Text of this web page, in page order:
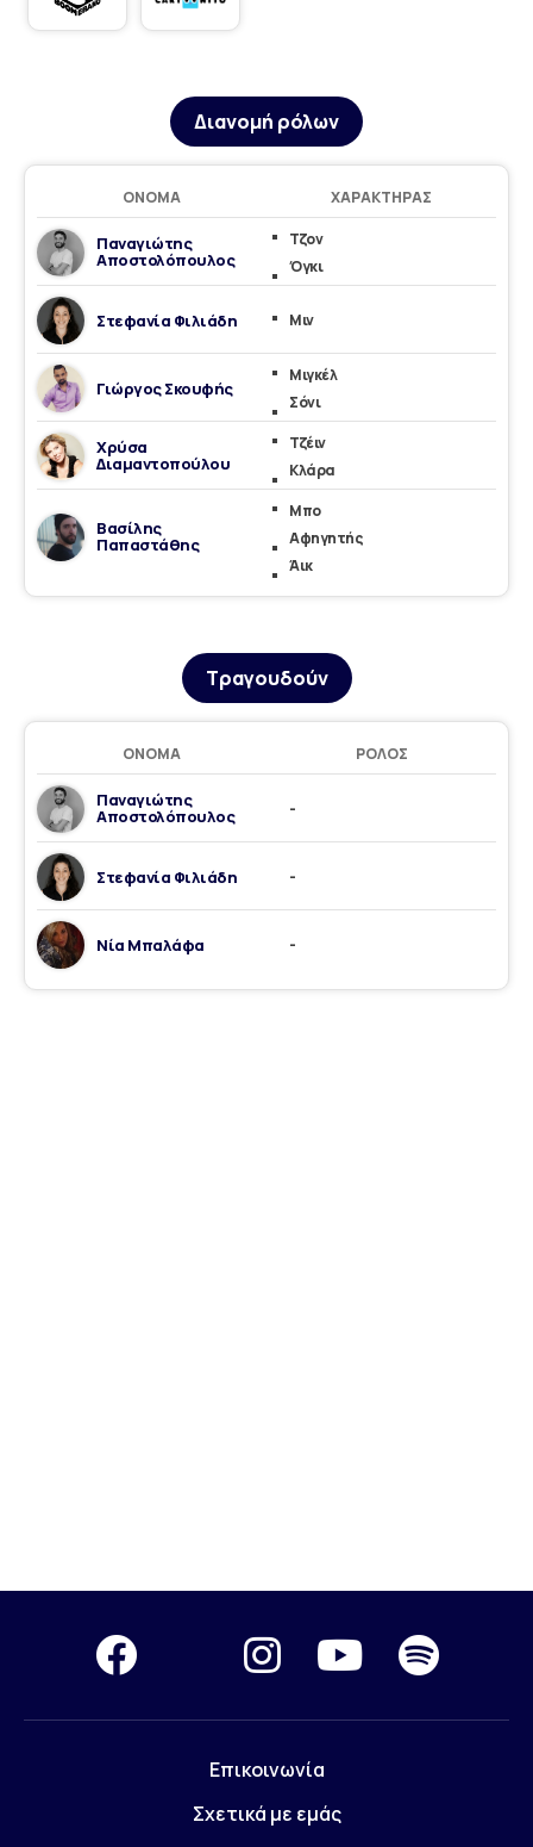
Διανομή ρόλων
ΌΝΟΜΑ ΧΑΡΑΚΤΉΡΑΣ
Παναγιώτης
Αποστολόπουλος
Τζον
Όγκι
Στεφανία Φιλιάδη Μιν
Γιώργος Σκουφής
Μιγκέλ
Σόνι
Χρύσα
Διαμαντοπούλου
Τζέιν
Κλάρα
Βασίλης
Παπαστάθης
Μπο
Αφηγητής
Άικ
Τραγουδούν
ΌΝΟΜΑ ΡΌΛΟΣ
Παναγιώτης
Αποστολόπουλος -
Στεφανία Φιλιάδη -
Νία Μπαλάφα -
Επικοινωνία
Σχετικά με εμάς